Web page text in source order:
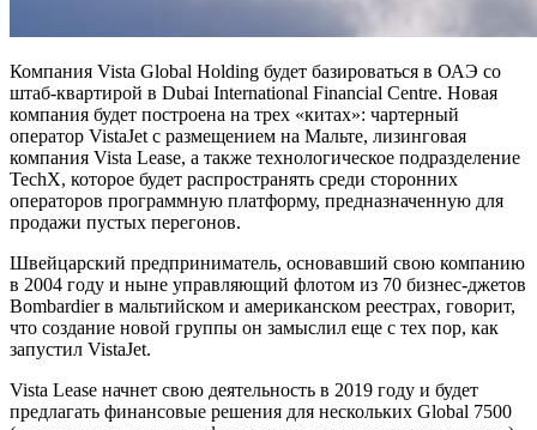
Компания Vista Global Holding будет базироваться в ОАЭ со
штаб-квартирой в Dubai International Financial Centre. Новая
компания будет построена на трех «китах»: чартерный
оператор VistaJet с размещением на Мальте, лизинговая
компания Vista Lease, а также технологическое подразделение
TechX, которое будет распространять среди сторонних
операторов программную платформу, предназначенную для
продажи пустых перегонов.
Швейцарский предприниматель, основавший свою компанию
в 2004 году и ныне управляющий флотом из 70 бизнес-джетов
Bombardier в мальтийском и американском реестрах, говорит,
что создание новой группы он замыслил еще с тех пор, как
запустил VistaJet.
Vista Lease начнет свою деятельность в 2019 году и будет
предлагать финансовые решения для нескольких Global 7500